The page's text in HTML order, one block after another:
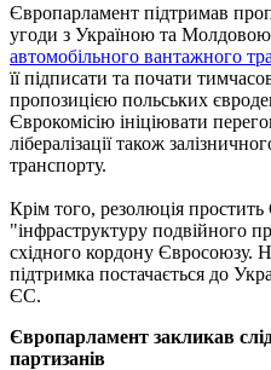
Європарламент підтримав
угоди з Україною та
автомобільного вантажного
її підписати та почати
пропозицією польських
Єврокомісію ініціювати
лібералізації також
транспорту.
Крім того, резолюція
"інфраструктуру подвійного
східного кордону Євросоюзу.
підтримка постачається до
ЄС.
Європарламент закликав
партизанів